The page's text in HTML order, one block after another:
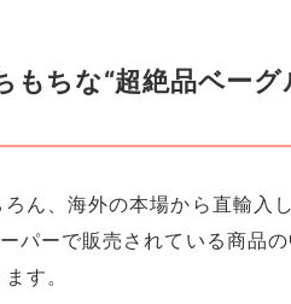
もちな“超絶品ベーグ
ん、海外の本場から直輸入
パーで販売されている商品
す。